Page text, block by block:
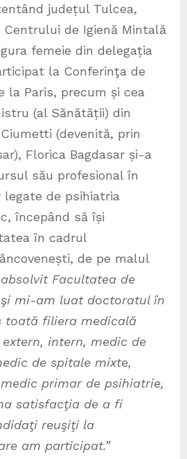
județul Tulcea,
de Igienă Mintală
femeie din delegația
la Conferinţa de
la Paris, precum și cea
(al Sănătății) din
(devenită, prin
Florica Bagdasar și-a
său profesional în
de psihiatria
începând să își
în cadrul
de pe malul
Facultatea de
şi mi-am luat doctoratul în
toată filiera medicală
intern, medic de
de spitale mixte,
primar de psihiatrie,
satisfacţia de a fi
reuşiţi la
am participat.”